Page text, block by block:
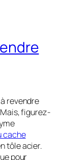
revendre
figurez-
cache
tôle acier.
pour